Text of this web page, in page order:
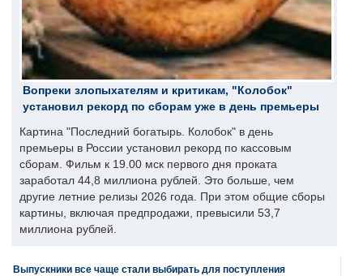
Вопреки злопыхателям и критикам, "Колобок"
установил рекорд по сборам уже в день премьеры
Картина "Последний богатырь. Колобок" в день
премьеры в России установил рекорд по кассовым
сборам. Фильм к 19.00 мск первого дня проката
заработал 44,8 миллиона рублей. Это больше, чем
другие летние релизы 2026 года. При этом общие сборы
картины, включая предпродажи, превысили 53,7
миллиона рублей.
Выпускники все чаще стали выбирать для поступления